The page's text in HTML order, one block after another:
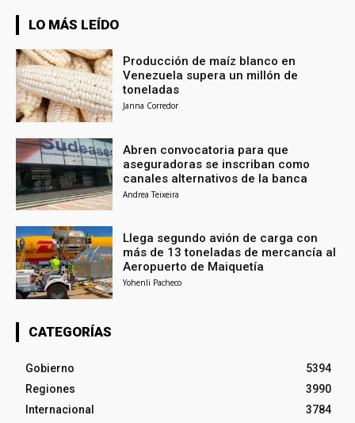
LO MÁS LEÍDO
Producción de maíz blanco en
Venezuela supera un millón de
toneladas
Janna Corredor
Abren convocatoria para que
aseguradoras se inscriban como
canales alternativos de la banca
Andrea Teixeira
Llega segundo avión de carga con
más de 13 toneladas de mercancía al
Aeropuerto de Maiquetía
Yohenli Pacheco
CATEGORÍAS
Gobierno
5394
Regiones
3990
Internacional
3784